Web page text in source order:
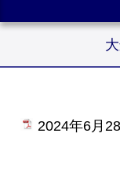
2024年6月